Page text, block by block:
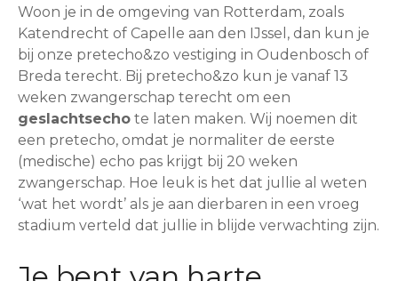
Woon je in de omgeving van Rotterdam, zoals
Katendrecht of Capelle aan den IJssel, dan kun je
bij onze pretecho&zo vestiging in Oudenbosch of
Breda terecht. Bij pretecho&zo kun je vanaf 13
weken zwangerschap terecht om een
geslachtsecho te laten maken. Wij noemen dit
een pretecho, omdat je normaliter de eerste
(medische) echo pas krijgt bij 20 weken
zwangerschap. Hoe leuk is het dat jullie al weten
‘wat het wordt’ als je aan dierbaren in een vroeg
stadium verteld dat jullie in blijde verwachting zijn.